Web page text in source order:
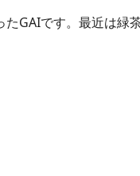
GAIです。最近は緑茶